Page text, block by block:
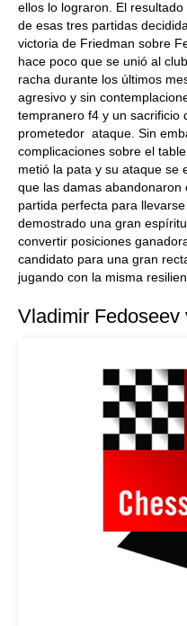
ellos lo lograron. El
de esas tres partidas
victoria de Friedman sobre
hace poco que se unió al
racha durante los últimos
agresivo y sin
tempranero f4 y un sacrificio
prometedor ataque. Sin
complicaciones sobre el
metió la pata y su ataque se
que las damas
partida perfecta para
demostrado una gran
convertir posiciones
candidato para una gran
jugando con la misma
Vladimir Fedoseev